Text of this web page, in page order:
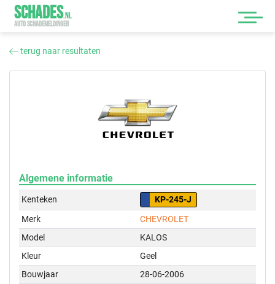
SCHADES.NL
AUTO SCHADEMELDINGEN
terug naar resultaten
Algemene informatie
Kenteken
KP-245-J
Merk
CHEVROLET
Model
KALOS
Kleur
Geel
Bouwjaar
28-06-2006